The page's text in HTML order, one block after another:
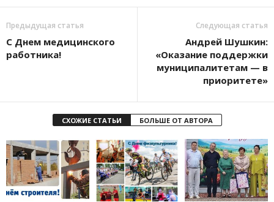
Предыдущая статья
С Днем медицинского
работника!
Следующая статья
Андрей Шушкин:
«Оказание поддержки
муниципалитетам — в
приоритете»
СХОЖИЕ СТАТЬИ БОЛЬШЕ ОТ АВТОРА